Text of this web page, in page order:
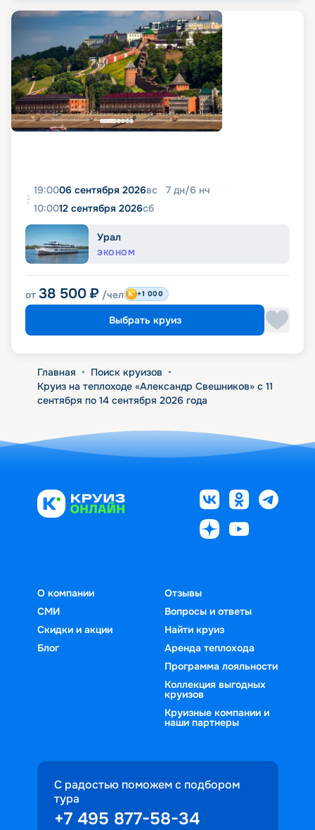
19:0006 сентября 2026вс 7 дн/6 нч
10:0012 сентября 2026сб
Урал
ЭКОНОМ
от 38 500 ₽ /чел +1 000
Выбрать круиз
Главная • Поиск круизов •
Круиз на теплоходе «Александр Свешников» с 11
сентября по 14 сентября 2026 года
О компании
СМИ
Скидки и акции
Блог
Отзывы
Вопросы и ответы
Найти круиз
Аренда теплохода
Программа лояльности
Коллекция выгодных
круизов
Круизные компании и
наши партнеры
С радостью поможем с подбором
тура
+7 495 877-58-34